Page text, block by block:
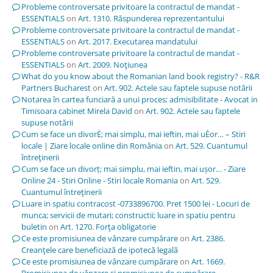
Probleme controversate privitoare la contractul de mandat -
ESSENTIALSon Art. 1310. Răspunderea reprezentantului
Probleme controversate privitoare la contractul de mandat -
ESSENTIALSon Art. 2017. Executarea mandatului
Probleme controversate privitoare la contractul de mandat -
ESSENTIALSon Art. 2009. Noţiunea
What do you know about the Romanian land book registry? - R&R
Partners Buchareston Art. 902. Actele sau faptele supuse notării
Notarea în cartea funciară a unui proces; admisibilitate - Avocat in
Timisoara cabinet Mirela David on Art. 902. Actele sau faptele
supuse notării
Cum se face un divorÈ; mai simplu, mai ieftin, mai uÈor… – Stiri
locale | Ziare locale online din Româniaon Art. 529. Cuantumul
întreţinerii
Cum se face un divorț; mai simplu, mai ieftin, mai ușor… - Ziare
Online 24 - Stiri Online - Stiri locale Romaniaon Art. 529.
Cuantumul întreţinerii
Luare in spatiu contracost -0733896700. Pret 1500 lei - Locuri de
munca; servicii de mutari; constructii; luare in spatiu pentru
buletin on Art. 1270. Forţa obligatorie
Ce este promisiunea de vânzare cumpărareon Art. 2386.
Creanţele care beneficiază de ipotecă legală
Ce este promisiunea de vânzare cumpărareon Art. 1669.